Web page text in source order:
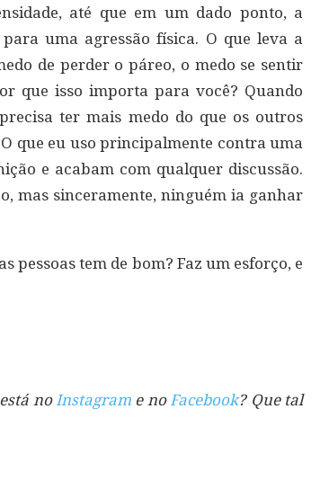
até que em um dado ponto, a
uma agressão física. O que leva a
de perder o páreo, o medo se sentir
que isso importa para você? Quando
ter mais medo do que os outros
que eu uso principalmente contra uma
e acabam com qualquer discussão.
mas sinceramente, ninguém ia ganhar
pessoas tem de bom? Faz um esforço, e
noInstagram e noFacebook? Que tal